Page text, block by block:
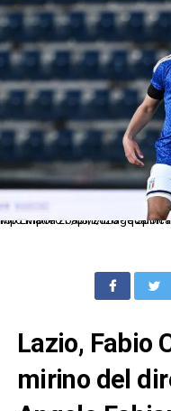
Mp Empoli 26/03/2026 - qualificazione Europeo 2027 U21 / Italia-
Lazio, Fabio
mirino del